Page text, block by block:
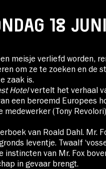
18 JUNI
meisje verliefd worden,
om ze te zoeken en de
zaak is.
Hotelvertelt het verhaal
een beroemd Europees
(Tony
van Roald Dahl. Mr.
leventje. Twaalf
van Mr. Fox
in gevaar brengt.